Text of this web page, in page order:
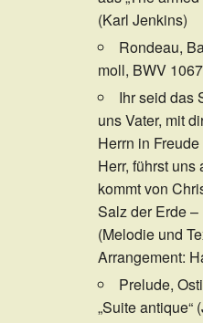
(Karl Jenkins)
Rondeau,
moll, BWV
Ihr seid das
uns Vater, mit
Herrn in
Herr, führst
kommt von
Salz der Erde –
(Melodie und
Arrangement:
Prelude,
„Suite antique“